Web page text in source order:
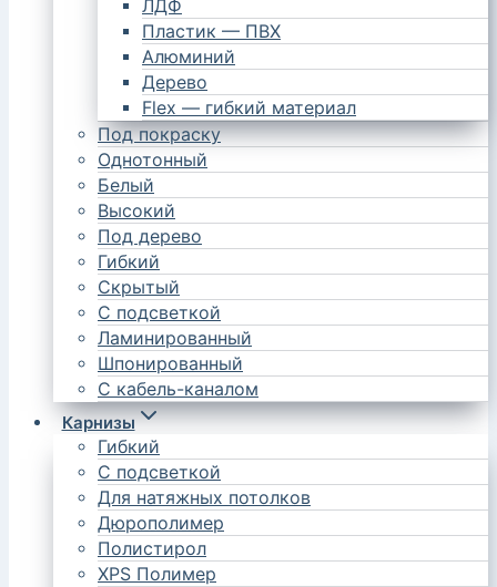
ЛДФ
Пластик — ПВХ
Алюминий
Дерево
Flex — гибкий материал
Под покраску
Однотонный
Белый
Высокий
Под дерево
Гибкий
Скрытый
С подсветкой
Ламинированный
Шпонированный
С кабель-каналом
Карнизы
Гибкий
С подсветкой
Для натяжных потолков
Дюрополимер
Полистирол
XPS Полимер